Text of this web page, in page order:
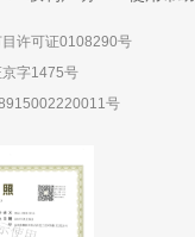
许可证0108290号
字1475号
号